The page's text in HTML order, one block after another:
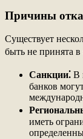
Причины
Существует
быть не принята в
Санкции⁚ В
банков
иметь